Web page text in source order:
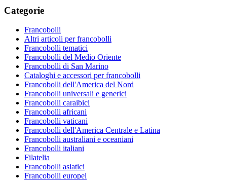
Categorie
Francobolli
Altri articoli per francobolli
Francobolli tematici
Francobolli del Medio Oriente
Francobolli di San Marino
Cataloghi e accessori per francobolli
Francobolli dell'America del Nord
Francobolli universali e generici
Francobolli caraibici
Francobolli africani
Francobolli vaticani
Francobolli dell'America Centrale e Latina
Francobolli australiani e oceaniani
Francobolli italiani
Filatelia
Francobolli asiatici
Francobolli europei